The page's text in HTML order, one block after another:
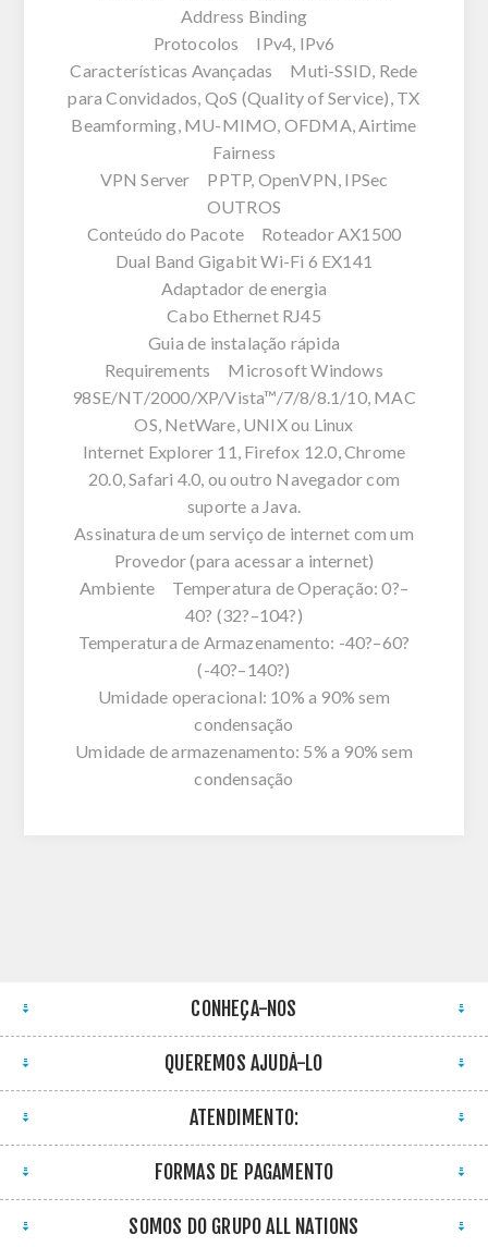
Address Binding
Protocolos IPv4, IPv6
Características Avançadas Muti-SSID, Rede
para Convidados, QoS (Quality of Service), TX
Beamforming, MU-MIMO, OFDMA, Airtime
Fairness
VPN Server PPTP, OpenVPN, IPSec
OUTROS
Conteúdo do Pacote Roteador AX1500
Dual Band Gigabit Wi-Fi 6 EX141
Adaptador de energia
Cabo Ethernet RJ45
Guia de instalação rápida
Requirements Microsoft Windows
98SE/NT/2000/XP/Vista™/7/8/8.1/10, MAC
OS, NetWare, UNIX ou Linux
Internet Explorer 11, Firefox 12.0, Chrome
20.0, Safari 4.0, ou outro Navegador com
suporte a Java.
Assinatura de um serviço de internet com um
Provedor (para acessar a internet)
Ambiente Temperatura de Operação: 0?–
40? (32?–104?)
Temperatura de Armazenamento: -40?–60?
(-40?–140?)
Umidade operacional: 10% a 90% sem
condensação
Umidade de armazenamento: 5% a 90% sem
condensação
CONHEÇA-NOS
QUEREMOS AJUDÁ-LO
ATENDIMENTO:
FORMAS DE PAGAMENTO
SOMOS DO GRUPO ALL NATIONS